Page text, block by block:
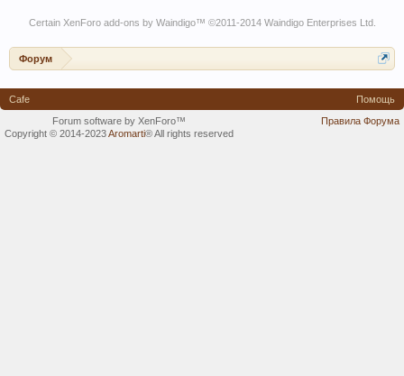
Certain XenForo add-ons by Waindigo™ ©2011-2014 Waindigo Enterprises Ltd.
Форум
Cafe
Помощь
Правила Форума
Forum software by XenForo™
Copyright © 2014-2023Aromarti®All rights reserved